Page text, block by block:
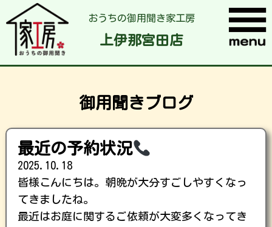
おうちの御用聞き家工房
上伊那宮田店
御用聞きブログ
最近の予約状況
2025.10.18
皆様こんにちは。朝晩が大分すごしやすくなっ
てきましたね。
最近はお庭に関するご依頼が大変多くなってき